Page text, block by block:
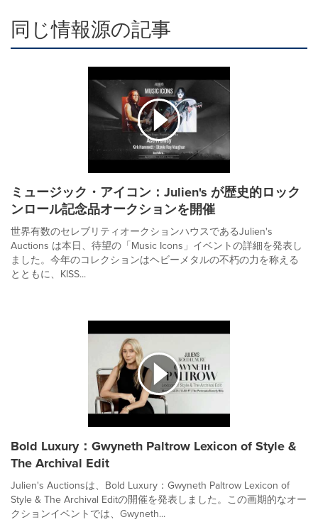
同じ情報源の記事
ミュージック・アイコン：Julien's が歴史的ロック
ンロール記念品オークションを開催
世界有数のセレブリティオークションハウスであるJulien's
Auctions は本日、待望の「Music Icons」イベントの詳細を発表し
ました。今年のコレクションはヘビーメタルの不朽の力を称える
とともに、KISS...
Bold Luxury：Gwyneth Paltrow Lexicon of Style &
The Archival Edit
Julien's Auctionsは、Bold Luxury：Gwyneth Paltrow Lexicon of
Style & The Archival Editの開催を発表しました。この画期的なオー
クションイベントでは、Gwyneth...